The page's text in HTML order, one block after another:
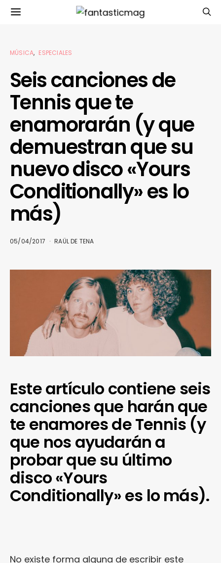
MÚSICA ESPECIALES
Seis canciones de
Tennis que te
enamorarán (y que
demuestran que su
nuevo disco «Yours
Conditionally» es lo
más)
05/04/2017 RAÜL DE TENA
Este artículo contiene seis
canciones que harán que
te enamores de Tennis (y
que nos ayudarán a
probar que su último
disco «Yours
Conditionally» es lo más).
No existe forma alguna de escribir este